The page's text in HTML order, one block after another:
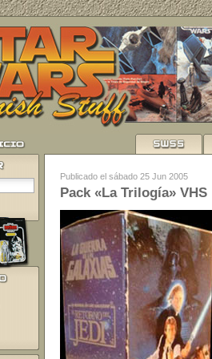
Publicado el sábado 25 Jun 2005
Pack «La Trilogía» VHS